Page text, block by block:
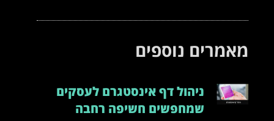
מאמרים נוספים
ניהול דף אינסטגרם לעסקים
שמחפשים חשיפה רחבה